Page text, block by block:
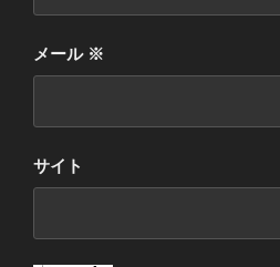
メール ※
サイト